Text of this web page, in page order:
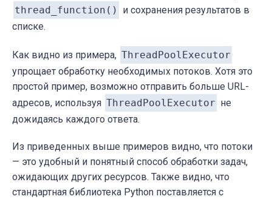
for url in
urls:
for data_stream in collected_data:
        logging.info(
f"First part of data
        logging.info(
    logging.info(
def thread_function(url, collected_data)
    connection = url_request.urlopen(url)
    data_stream = connection.read()
thread_function()
и сохранения результатов в
списке.
Как видно из примера, ThreadPoolExecutor
упрощает обработку необходимых потоков. Хотя это
простой пример, возможно отправить больше URL-
адресов, используя ThreadPoolExecutor не
дожидаясь каждого ответа.
Из приведенных выше примеров видно, что потоки
— это удобный и понятный способ обработки задач,
ожидающих других ресурсов. Также видно, что
стандартная библиотека Python поставляется с